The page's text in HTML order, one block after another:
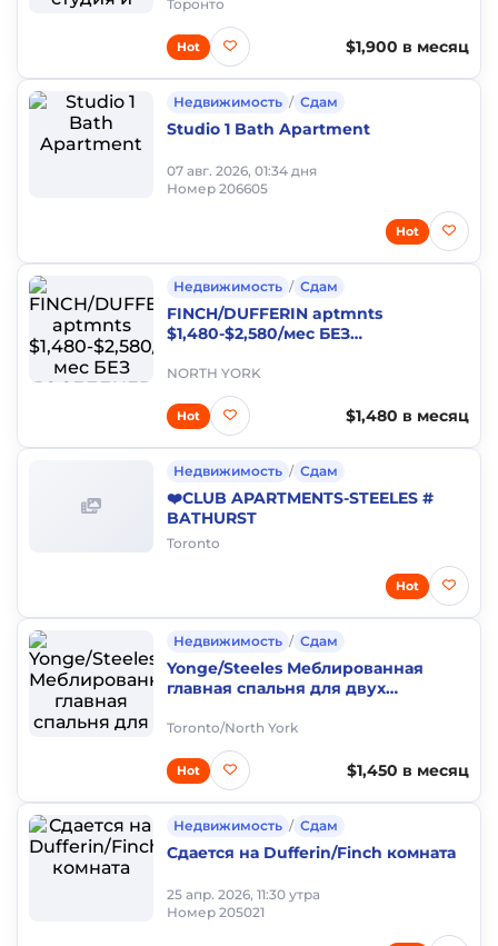
Торонто
$1,900 в месяц
Hot
Недвижимость / Сдам
Studio 1 Bath Apartment
07 авг. 2026, 01:34 дня
Номер 206605
Hot
Недвижимость / Сдам
FINCH/DUFFERIN aptmnts
$1,480-$2,580/мес БЕЗ
NORTH YORK
$1,480 в месяц
Hot
Недвижимость / Сдам
❤️CLUB APARTMENTS-STEELES #
BATHURST
Toronto
Hot
Недвижимость / Сдам
Yonge/Steeles Меблированная
главная спальня для двух
$1,450/месяц
Toronto/North York
$1,450 в месяц
Hot
Недвижимость / Сдам
Сдается на Dufferin/Finch комната
25 апр. 2026, 11:30 утра
Номер 205021